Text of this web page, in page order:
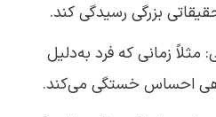
بزرگی رسیدگی کند.
زمانی که فرد به‌دلیل
احساس خستگی می‌کند.